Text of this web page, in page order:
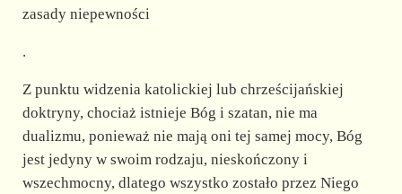
zasady niepewności
.
Z punktu widzenia katolickiej lub chrześcijańskiej
doktryny, chociaż istnieje Bóg i szatan, nie ma
dualizmu, ponieważ nie mają oni tej samej mocy, Bóg
jest jedyny w swoim rodzaju, nieskończony i
wszechmocny, dlatego wszystko zostało przez Niego